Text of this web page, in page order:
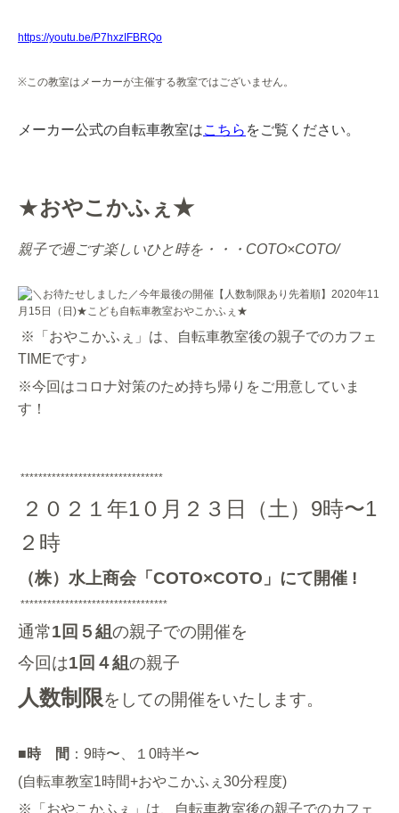
https://youtu.be/P7hxzIFBRQo
※ この教室はメーカーが主催する教室ではございません。
メーカー公式の自転車教室はこちら をご覧ください。
★おやこかふぇ★
親子で過ごす楽しいひと時を・・・ COTO×COTO/
※「おやこかふぇ」は、自転車教室後の親子でのカフェ
TIMEです♪
※今回はコロナ対策のため持ち帰りをご用意していま
す！
********************************
２０２１年1０月２３日（土）9時〜1
２時
（株）水上商会「COTO×COTO 」にて開催 !
*********************************
通常1回５組の親子での開催を
今回は1回４組の親子
人数制限を しての開催をいたします。
■時 間 ：9時〜、１0時半〜
(自転車教室1時間+おやこかふぇ30分程度)
※「おやこかふぇ」は、自転車教室後の親子でのカフェ